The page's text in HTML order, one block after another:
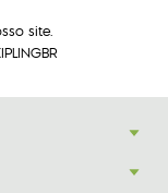
site.